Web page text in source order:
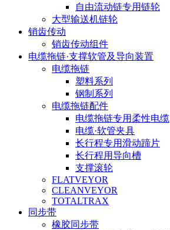
自由流动链专用链轮
大型输送机链轮
销齿传动
销齿传动组件
电缆拖链·支撑软管及导向装置
电缆拖链
塑料系列
钢制系列
电缆拖链配件
电缆拖链专用柔性电缆
电缆·软管夹具
长行程专用滑动蹄片
长行程用导向槽
支撑滚轮
FLATVEYOR
CLEANVEYOR
TOTALTRAX
同步带
橡胶同步带